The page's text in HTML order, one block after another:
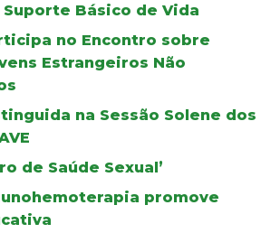
Básico de Vida
no Encontro sobre
Estrangeiros Não
na Sessão Solene dos
de Saúde Sexual’
promove